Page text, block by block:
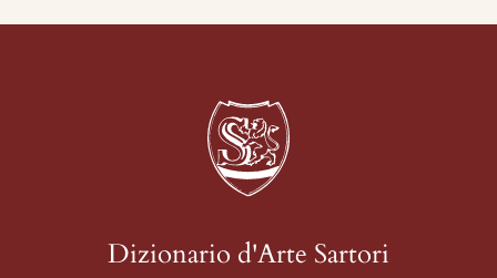
Dizionario d'Arte Sartori